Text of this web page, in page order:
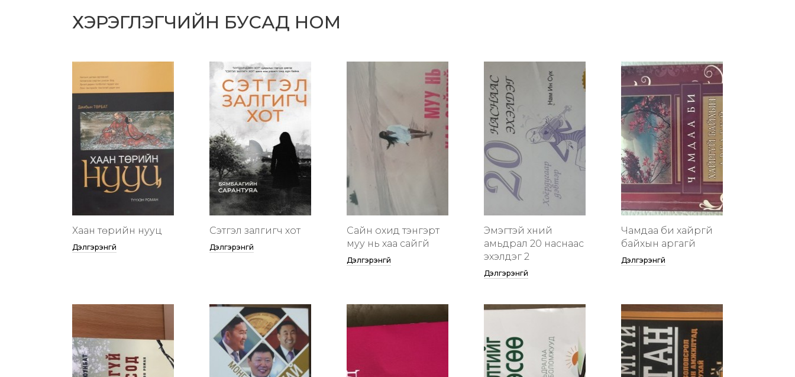
ХЭРЭГЛЭГЧИЙН БУСАД НОМ
Хаан төрийн нууц
Дэлгэрэнгүй
Сэтгэл залгигч хот
Дэлгэрэнгүй
Сайн охид тэнгэрт
муу нь хаа сайгүй
Дэлгэрэнгүй
Эмэгтэй хүний
амьдрал 20 наснаас
эхэлдэг 2
Дэлгэрэнгүй
Чамдаа би хайргүй
байхын аргагүй
Дэлгэрэнгүй